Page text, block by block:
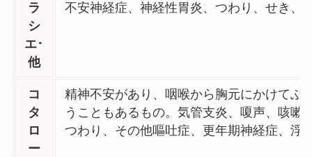
ラ
シ
エ･
他
不安神経症、神経性胃炎、つわり、せき、
コ
タ
ロ
ー
精神不安があり、咽喉から胸元にかけてふ
うこともあるもの。気管支炎、嗄声、咳
つわり、その他嘔吐症、更年期神経症、浮